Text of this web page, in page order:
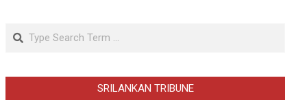
Search
SRILANKAN TRIBUNE